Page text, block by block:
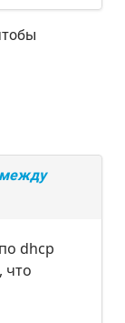
между
dhcp
что